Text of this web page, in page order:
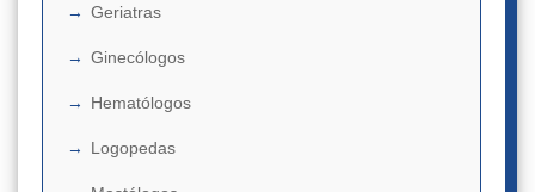
Geriatras
Ginecólogos
Hematólogos
Logopedas